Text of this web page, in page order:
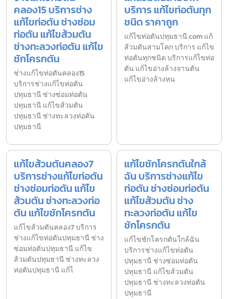
คลอง15 บริการช่าง
แก้ไขท่อตัน ช่างซ่อม
ท่อตัน แก้ไขส้วมตัน
ช่างทะลวงท่อตัน แก้ไข
ชักโครกตัน
ช่างแก้ไขท่อตันคลอง15
บริการช่างแก้ไขท่อตัน
ปทุมธานี ช่างซ่อมท่อตัน
ปทุมธานี แก้ไขส้วมตัน
ปทุมธานี ช่างทะลวงท่อตัน
ปทุมธานี
บริการ แก้ไขท่อตันทุก
ชนิด ราคาถูก
แก้ไขท่อตันปทุมธานี.com แก้
ส้วมตันสามโคก บริการ แก้ไข
ท่อตันทุกชนิด บริการแก้ไขท่อ
ตัน แก้ไขอ่างล้างจานตัน
แก้ไขอ่างล้างหน
แก้ไขส้วมตันคลอง7
บริการช่างแก้ไขท่อตัน
ช่างซ่อมท่อตัน แก้ไข
ส้วมตัน ช่างทะลวงท่อ
ตัน แก้ไขชักโครกตัน
แก้ไขส้วมตันคลอง7 บริการ
ช่างแก้ไขท่อตันปทุมธานี ช่าง
ซ่อมท่อตันปทุมธานี แก้ไข
ส้วมตันปทุมธานี ช่างทะลวง
ท่อตันปทุมธานี แก้ไ
แก้ไขชักโครกตันใกล้
ฉัน บริการช่างแก้ไข
ท่อตัน ช่างซ่อมท่อตัน
แก้ไขส้วมตัน ช่าง
ทะลวงท่อตัน แก้ไข
ชักโครกตัน
แก้ไขชักโครกตันใกล้ฉัน
บริการช่างแก้ไขท่อตัน
ปทุมธานี ช่างซ่อมท่อตัน
ปทุมธานี แก้ไขส้วมตัน
ปทุมธานี ช่างทะลวงท่อตัน
ปทุมธานี